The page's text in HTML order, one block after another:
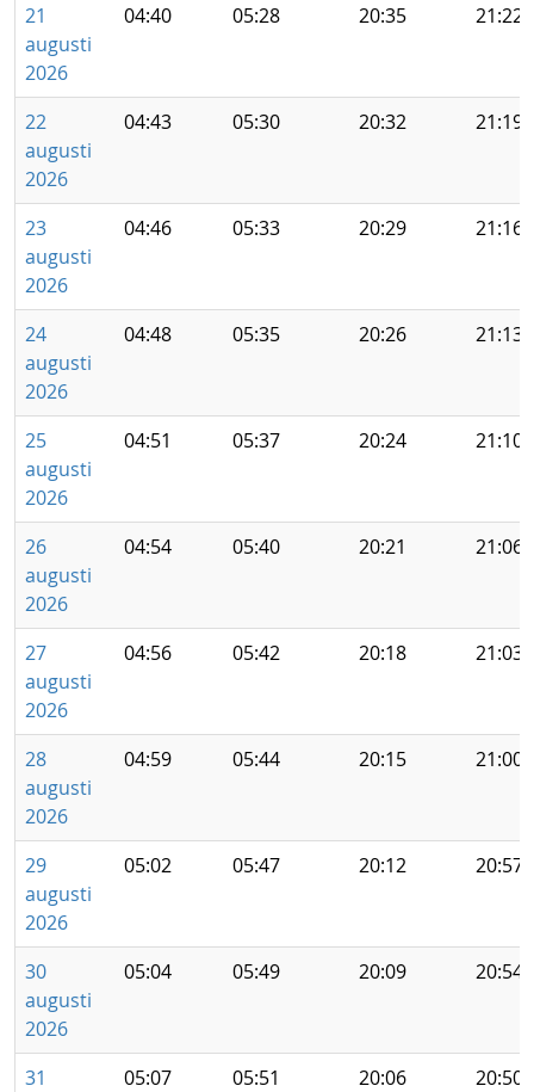
21
augusti
2026
04:40 05:28 20:35 21:22
22
augusti
2026
04:43 05:30 20:32 21:19
23
augusti
2026
04:46 05:33 20:29 21:16
24
augusti
2026
04:48 05:35 20:26 21:13
25
augusti
2026
04:51 05:37 20:24 21:10
26
augusti
2026
04:54 05:40 20:21 21:06
27
augusti
2026
04:56 05:42 20:18 21:03
28
augusti
2026
04:59 05:44 20:15 21:00
29
augusti
2026
05:02 05:47 20:12 20:57
30
augusti
2026
05:04 05:49 20:09 20:54
31
05:07 05:51 20:06 20:50